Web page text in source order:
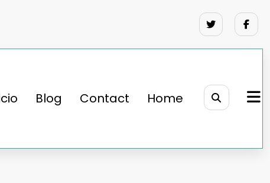
Blog Contact Home